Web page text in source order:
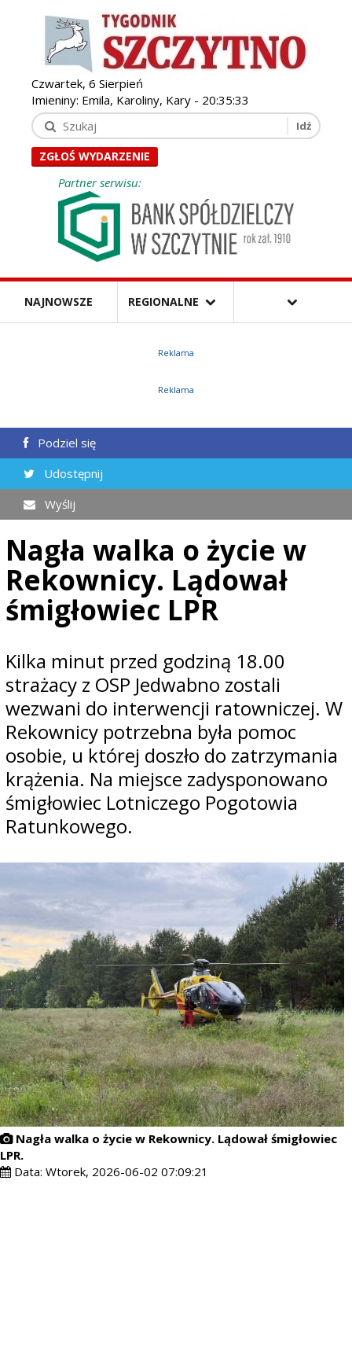
Czwartek, 6 Sierpień
Imieniny: Emila, Karoliny, Kary - 20:35:34
ZGŁOŚ WYDARZENIE
Partner serwisu:
NAJNOWSZE REGIONALNE
Reklama
Reklama
Podziel się
Udostępnij
Wyślij
Nagła walka o życie w
Rekownicy. Lądował
śmigłowiec LPR
Kilka minut przed godziną 18.00
strażacy z OSP Jedwabno zostali
wezwani do interwencji ratowniczej. W
Rekownicy potrzebna była pomoc
osobie, u której doszło do zatrzymania
krążenia. Na miejsce zadysponowano
śmigłowiec Lotniczego Pogotowia
Ratunkowego.
Nagła walka o życie w Rekownicy. Lądował śmigłowiec
LPR.
Data: Wtorek, 2026-06-02 07:09:21